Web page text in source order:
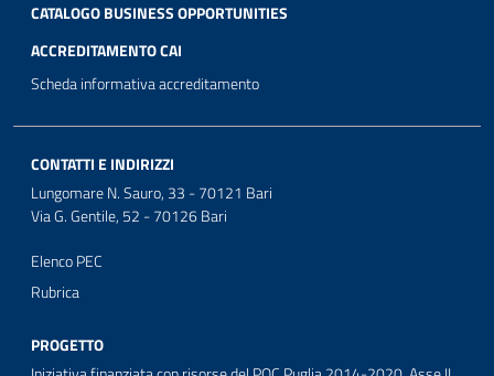
CATALOGO BUSINESS OPPORTUNITIES
ACCREDITAMENTO CAI
Scheda informativa accreditamento
CONTATTI E INDIRIZZI
Lungomare N. Sauro, 33 - 70121 Bari
Via G. Gentile, 52 - 70126 Bari
Elenco PEC
Rubrica
PROGETTO